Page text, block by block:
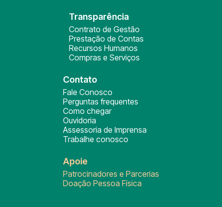
Transparência
Contrato de Gestão
Prestação de Contas
Recursos Humanos
Compras e Serviços
Contato
Fale Conosco
Perguntas frequentes
Como chegar
Ouvidoria
Assessoria de Imprensa
Trabalhe conosco
Apoie
Patrocinadores e Parcerias
Doação Pessoa Física